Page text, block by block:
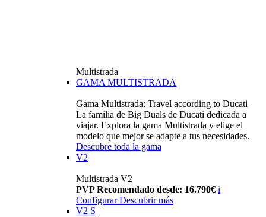
Multistrada
GAMA MULTISTRADA
Gama Multistrada: Travel according to Ducati
La familia de Big Duals de Ducati dedicada a
viajar. Explora la gama Multistrada y elige el
modelo que mejor se adapte a tus necesidades.
Descubre toda la gama
V2
Multistrada V2
PVP Recomendado desde: 16.790€ i
Configurar Descubrir más
V2 S